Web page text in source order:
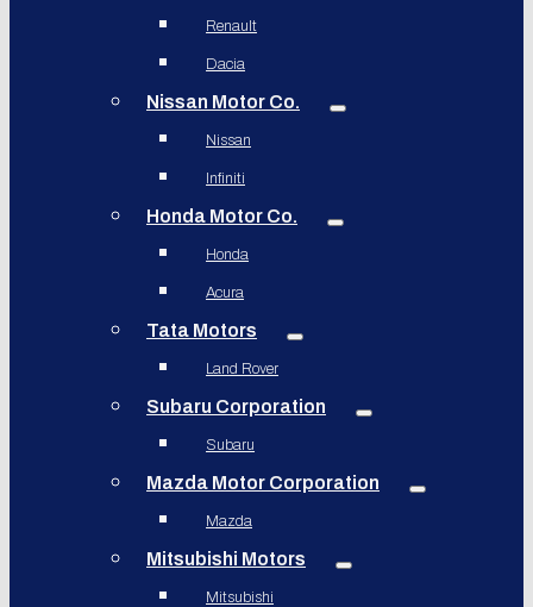
Renault
Dacia
Nissan Motor Co.
Nissan
Infiniti
Honda Motor Co.
Honda
Acura
Tata Motors
Land Rover
Subaru Corporation
Subaru
Mazda Motor Corporation
Mazda
Mitsubishi Motors
Mitsubishi